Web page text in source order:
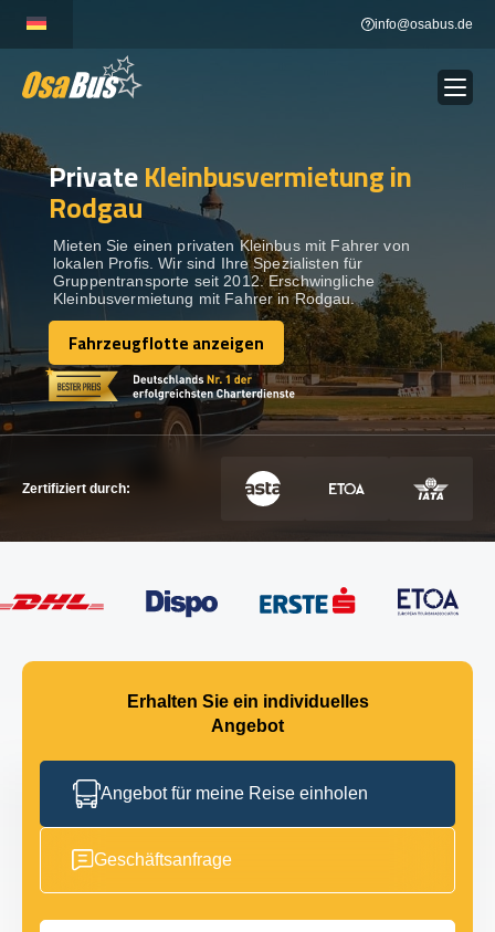
content
info@osabus.de
BUSVERMIETUNG Show dropdown
REISEZIELE
FLOTTE
KONTAKTIEREN SIE UNS
KONTAKTIEREN SIE UNS
PrivateKleinbusvermietung in
Rodgau
Mieten Sie einen privaten Kleinbus mit Fahrer von
lokalen Profis. Wir sind Ihre Spezialisten für
Gruppentransporte seit 2012. Erschwingliche
Kleinbusvermietung mit Fahrer in Rodgau.
Fahrzeugflotte anzeigen
Fahrzeugflotte anzeigen
Zertifiziert durch:
Erhalten Sie ein individuelles
Angebot
Angebot für meine Reise einholen
Geschäftsanfrage